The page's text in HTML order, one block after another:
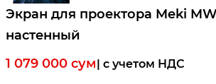
Экран для проектора Meki
настенный
1 079 000 сум| c учетом НДС